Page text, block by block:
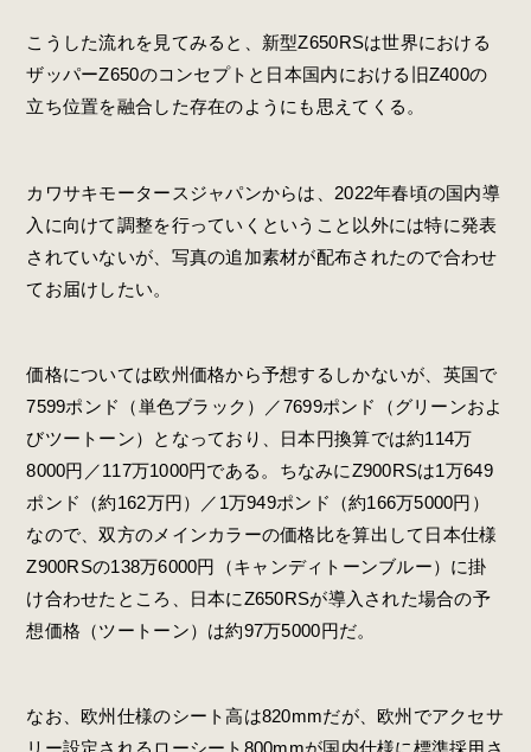
こうした流れを見てみると、新型Z650RSは世界における
ザッパーZ650のコンセプトと日本国内における旧Z400の
立ち位置を融合した存在のようにも思えてくる。
カワサキモータースジャパンからは、2022年春頃の国内導
入に向けて調整を行っていくということ以外には特に発表
されていないが、写真の追加素材が配布されたので合わせ
てお届けしたい。
価格については欧州価格から予想するしかないが、英国で
7599ポンド（単色ブラック）／7699ポンド（グリーンおよ
びツートーン）となっており、日本円換算では約114万
8000円／117万1000円である。ちなみにZ900RSは1万649
ポンド（約162万円）／1万949ポンド（約166万5000円）
なので、双方のメインカラーの価格比を算出して日本仕様
Z900RSの138万6000円（キャンディトーンブルー）に掛
け合わせたところ、日本にZ650RSが導入された場合の予
想価格（ツートーン）は約97万5000円だ。
なお、欧州仕様のシート高は820mmだが、欧州でアクセサ